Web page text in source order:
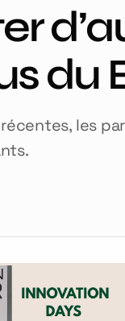
du
les